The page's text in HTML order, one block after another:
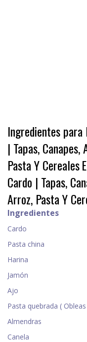
Ingredientes
| Tapas,
Pasta Y Cereales
Cardo | Tapas,
Arroz, Pasta Y
Ingredientes
Cardo
Pasta china
Harina
Jamón
Ajo
Pasta quebrada (
Almendras
Canela